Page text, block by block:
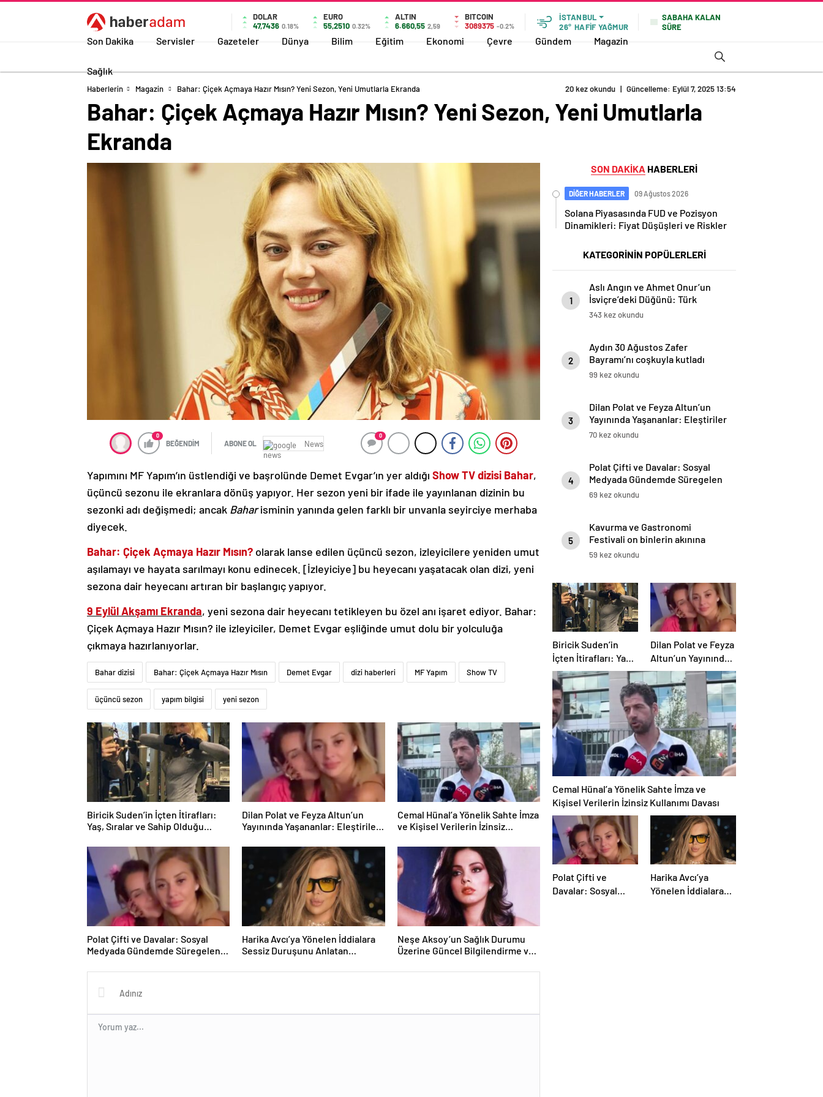
DOLAR
47,7436 0.18%
EURO
55,2510 0.32%
ALTIN
6.660,55 2,59
BITCOIN
3089375 -0.2%
İSTANBUL
26° HAFİF YAĞMUR
SABAHA KALAN
SÜRE
Son Dakika Servisler Gazeteler Dünya Bilim Eğitim Ekonomi Çevre Gündem Magazin
Sağlık
Haberlerin Magazin Bahar: Çiçek Açmaya Hazır Mısın? Yeni Sezon, Yeni Umutlarla Ekranda 20 kez okundu | Güncelleme: Eylül 7, 2025 13:54
Bahar: Çiçek Açmaya Hazır Mısın? Yeni Sezon, Yeni Umutlarla
Ekranda
0
BEĞENDİM ABONE OL News
0
Yapımını MF Yapım’ın üstlendiği ve başrolünde Demet Evgar’ın yer aldığı Show TV dizisi Bahar,
üçüncü sezonu ile ekranlara dönüş yapıyor. Her sezon yeni bir ifade ile yayınlanan dizinin bu
sezonki adı değişmedi; ancak Baharisminin yanında gelen farklı bir unvanla seyirciye merhaba
diyecek.
Bahar: Çiçek Açmaya Hazır Mısın? olarak lanse edilen üçüncü sezon, izleyicilere yeniden umut
aşılamayı ve hayata sarılmayı konu edinecek. [İzleyiciye] bu heyecanı yaşatacak olan dizi, yeni
sezona dair heyecanı artıran bir başlangıç yapıyor.
9 Eylül Akşamı Ekranda, yeni sezona dair heyecanı tetikleyen bu özel anı işaret ediyor. Bahar:
Çiçek Açmaya Hazır Mısın? ile izleyiciler, Demet Evgar eşliğinde umut dolu bir yolculuğa
çıkmaya hazırlanıyorlar.
Bahar dizisi Bahar: Çiçek Açmaya Hazır Mısın Demet Evgar dizi haberleri MF Yapım Show TV
üçüncü sezon yapım bilgisi yeni sezon
Biricik Suden’in İçten İtirafları:
Yaş, Sıralar ve Sahip Olduğu
Dilan Polat ve Feyza Altun’un
Yayınında Yaşananlar: Eleştiriler
Cemal Hünal’a Yönelik Sahte İmza
ve Kişisel Verilerin İzinsiz
Polat Çifti ve Davalar: Sosyal
Medyada Gündemde Süregelen
Harika Avcı’ya Yönelen İddialara
Sessiz Duruşunu Anlatan
Neşe Aksoy’un Sağlık Durumu
Üzerine Güncel Bilgilendirme ve
SON DAKİKA HABERLERİ
DİĞER HABERLER 09 Ağustos 2026
Solana Piyasasında FUD ve Pozisyon
Dinamikleri: Fiyat Düşüşleri ve Riskler
KATEGORİNİN POPÜLERLERİ
1
Aslı Angın ve Ahmet Onur’un
İsviçre’deki Düğünü: Türk
Sosyetesinin Yeni Buluşması
343 kez okundu
2
Aydın 30 Ağustos Zafer
Bayramı’nı coşkuyla kutladı
99 kez okundu
3
Dilan Polat ve Feyza Altun’un
Yayınında Yaşananlar: Eleştiriler
ve İddialar
70 kez okundu
4
Polat Çifti ve Davalar: Sosyal
Medyada Gündemde Süregelen
İstikametler
69 kez okundu
5
Kavurma ve Gastronomi
Festivali on binlerin akınına
uğradı
59 kez okundu
Biricik Suden’in
İçten İtirafları: Yaş,
Sıralar ve Sahip
Olduğu Güçler
Dilan Polat ve Feyza
Altun’un Yayınında
Yaşananlar:
Eleştiriler ve
İddialar
Cemal Hünal’a Yönelik Sahte İmza ve
Kişisel Verilerin İzinsiz Kullanımı Davası
Polat Çifti ve
Davalar: Sosyal
Harika Avcı’ya
Yönelen İddialara